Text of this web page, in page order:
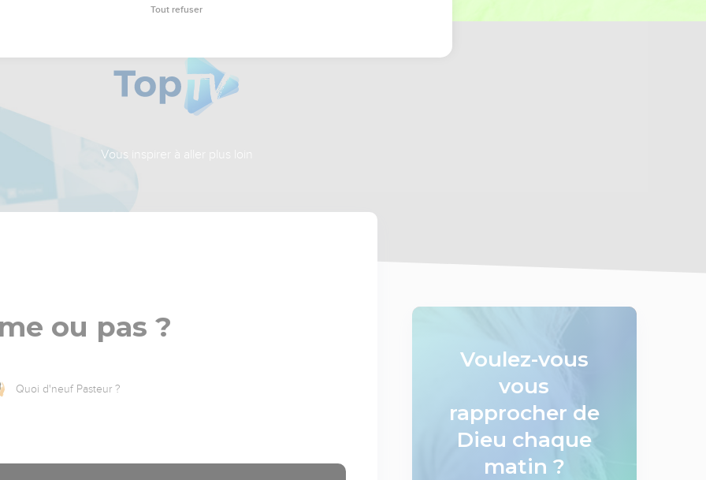
Vous inspirer à aller plus loin
ou pas ?
Quoi d'neuf Pasteur ?
Voulez-vous
vous
rapprocher de
Dieu chaque
matin ?
Tout refuser